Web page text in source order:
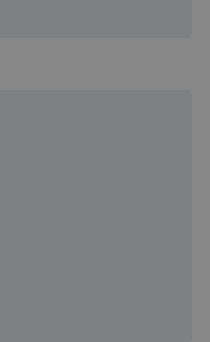
de Perelada 12